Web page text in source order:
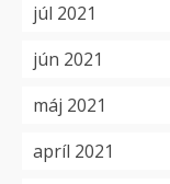
júl 2021
jún 2021
máj 2021
apríl 2021